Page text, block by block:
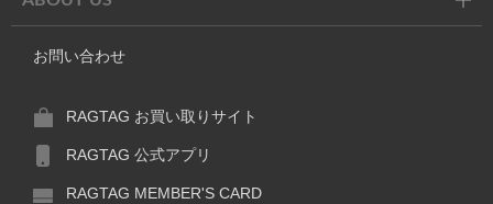
お問い合わせ
RAGTAG お買い取りサイト
RAGTAG 公式アプリ
RAGTAG MEMBER'S CARD